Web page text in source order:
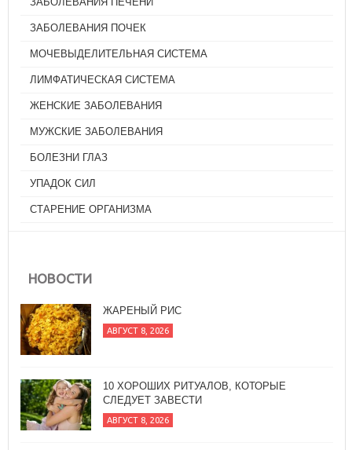
ЗАБОЛЕВАНИЯ ПОЧЕК
МОЧЕВЫДЕЛИТЕЛЬНАЯ СИСТЕМА
ЛИМФАТИЧЕСКАЯ СИСТЕМА
ЖЕНСКИЕ ЗАБОЛЕВАНИЯ
МУЖСКИЕ ЗАБОЛЕВАНИЯ
БОЛЕЗНИ ГЛАЗ
УПАДОК СИЛ
СТАРЕНИЕ ОРГАНИЗМА
НОВОСТИ
ЖАРЕНЫЙ РИС
АВГУСТ 8, 2026
10 ХОРОШИХ РИТУАЛОВ, КОТОРЫЕ
СЛЕДУЕТ ЗАВЕСТИ
АВГУСТ 8, 2026